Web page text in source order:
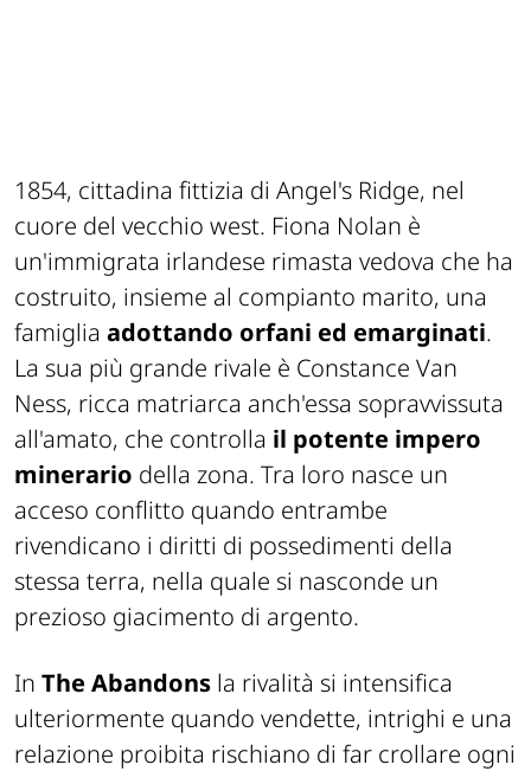
1854, cittadina fittizia di Angel's Ridge, nel
cuore del vecchio west. Fiona Nolan è
un'immigrata irlandese rimasta vedova che ha
costruito, insieme al compianto marito, una
famiglia adottando orfani ed emarginati.
La sua più grande rivale è Constance Van
Ness, ricca matriarca anch'essa sopravvissuta
all'amato, che controlla il potente impero
minerario della zona. Tra loro nasce un
acceso conflitto quando entrambe
rivendicano i diritti di possedimenti della
stessa terra, nella quale si nasconde un
prezioso giacimento di argento.
In The Abandons la rivalità si intensifica
ulteriormente quando vendette, intrighi e una
relazione proibita rischiano di far crollare ogni